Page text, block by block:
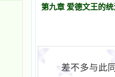
第九章 爱德文王的
差不多与此